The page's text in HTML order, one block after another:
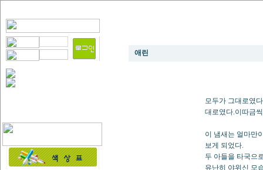
애린
모두가 그대로였
대로였다.이따금
이 냄새는 얼마만
보게 되었다.
두 아들을 타국으
유난히 야위신 모